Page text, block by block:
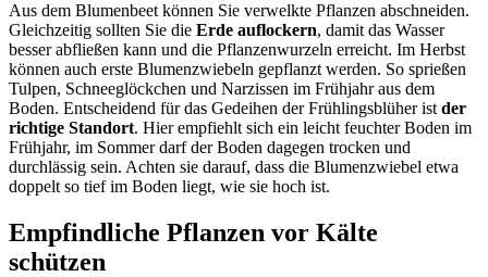
Aus dem Blumenbeet können Sie verwelkte Pflanzen abschneiden.
Gleichzeitig sollten Sie die Erde auflockern, damit das Wasser
besser abfließen kann und die Pflanzenwurzeln erreicht. Im Herbst
können auch erste Blumenzwiebeln gepflanzt werden. So sprießen
Tulpen, Schneeglöckchen und Narzissen im Frühjahr aus dem
Boden. Entscheidend für das Gedeihen der Frühlingsblüher ist der
richtige Standort. Hier empfiehlt sich ein leicht feuchter Boden im
Frühjahr, im Sommer darf der Boden dagegen trocken und
durchlässig sein. Achten sie darauf, dass die Blumenzwiebel etwa
doppelt so tief im Boden liegt, wie sie hoch ist.
Empfindliche Pflanzen vor Kälte
schützen